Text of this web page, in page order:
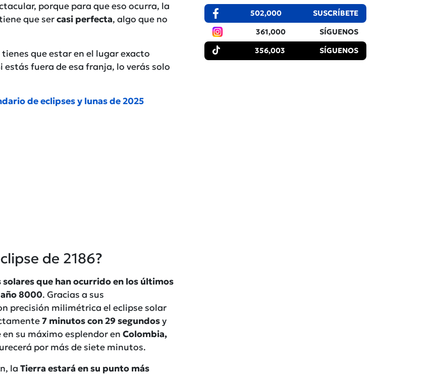
porque para que eso ocurra, la
que sercasi perfecta, algo que no
que estar en el lugar exacto
fuera de esa franja, lo verás solo
de eclipses y lunas de 2025
de 2186?
que han ocurrido en los últimos
8000. Gracias a sus
precisión milimétrica el eclipse solar
7 minutos con 29 segundosy
en su máximo esplendor en Colombia,
por más de siete minutos.
la Tierra estará en su punto más
502,000 SUSCRÍBETE
361,000 SÍGUENOS
356,003 SÍGUENOS